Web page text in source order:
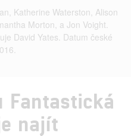
Katherine Waterston, Alison
Morton, a Jon Voight.
David Yates. Datum české
Fantastická
najít